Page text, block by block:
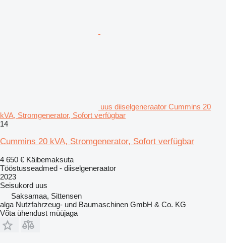
uus diiselgeneraator Cummins 20
kVA, Stromgenerator, Sofort verfügbar
14
Cummins 20 kVA, Stromgenerator, Sofort verfügbar
4 650 € Käibemaksuta
Tööstusseadmed - diiselgeneraator
2023
Seisukord uus
Saksamaa, Sittensen
alga Nutzfahrzeug- und Baumaschinen GmbH & Co. KG
Võta ühendust müüjaga